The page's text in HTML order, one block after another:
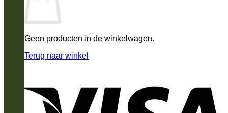
Geen producten in de winkelwagen.
Terug naar winkel